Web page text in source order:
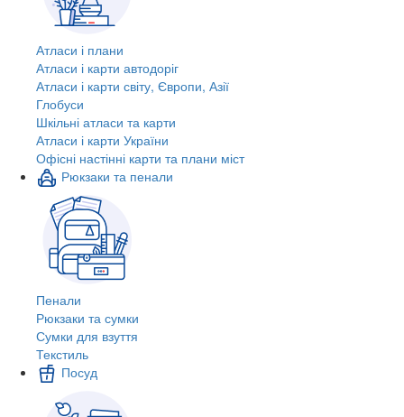
Атласи і плани
Атласи і карти автодоріг
Атласи і карти світу, Європи, Азії
Глобуси
Шкільні атласи та карти
Атласи і карти України
Офісні настінні карти та плани міст
Рюкзаки та пенали
Пенали
Рюкзаки та сумки
Сумки для взуття
Текстиль
Посуд